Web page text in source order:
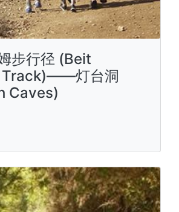
步行径 (Beit
Track)——灯台洞
Caves)